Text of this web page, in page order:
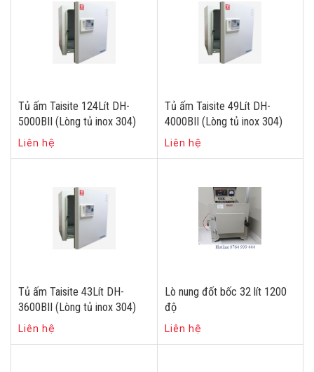
Tủ ấm Taisite 124Lít DH-
5000BII (Lòng tủ inox 304)
Liên hệ
Tủ ấm Taisite 49Lít DH-
4000BII (Lòng tủ inox 304)
Liên hệ
Tủ ấm Taisite 43Lít DH-
3600BII (Lòng tủ inox 304)
Liên hệ
Lò nung đốt bốc 32 lít 1200
độ
Liên hệ